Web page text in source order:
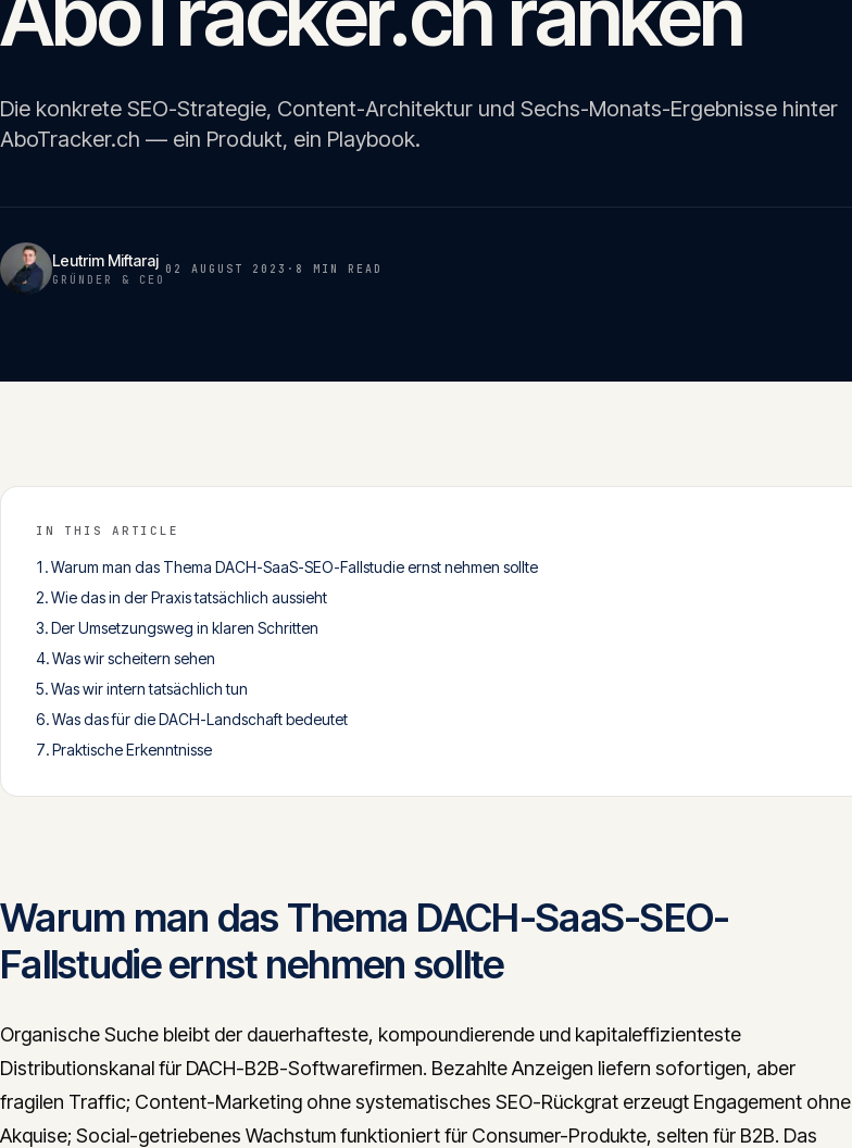
Die konkrete SEO-Strategie, Content-Architektur und Sechs-Monats-Ergebnisse hinter
AboTracker.ch — ein Produkt, ein Playbook.
Leutrim Miftaraj
GRÜNDER & CEO
02 AUGUST 2023 · 8 MIN READ
IN THIS ARTICLE
Warum man das Thema DACH-SaaS-SEO-Fallstudie ernst nehmen sollte
Wie das in der Praxis tatsächlich aussieht
Der Umsetzungsweg in klaren Schritten
Was wir scheitern sehen
Was wir intern tatsächlich tun
Was das für die DACH-Landschaft bedeutet
Praktische Erkenntnisse
Warum man das Thema DACH-SaaS-SEO-
Fallstudie ernst nehmen sollte
Organische Suche bleibt der dauerhafteste, kompoundierende und kapitaleffizienteste
Distributionskanal für DACH-B2B-Softwarefirmen. Bezahlte Anzeigen liefern sofortigen, aber
fragilen Traffic; Content-Marketing ohne systematisches SEO-Rückgrat erzeugt Engagement ohne
Akquise; Social-getriebenes Wachstum funktioniert für Consumer-Produkte, selten für B2B. Das